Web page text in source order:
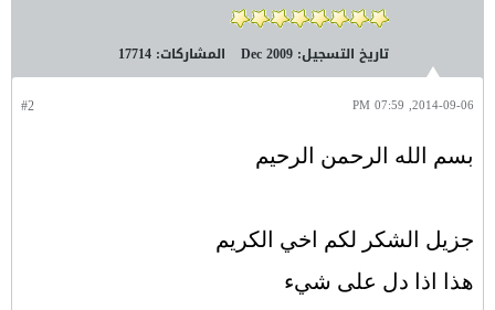
تاريخ التسجيل: Dec 2009 المشاركات: 17714
#2 2014-09-06, 07:59 PM
بسم الله الرحمن الرحيم
جزيل الشكر لكم اخي الكريم
هذا اذا دل على شيء